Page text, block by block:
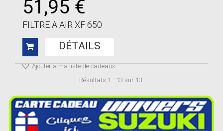
51,95 €
FILTRE A AIR XF 650
DÉTAILS
Ajouter à ma liste de cadeaux
Résultats 1 - 13 sur 13.